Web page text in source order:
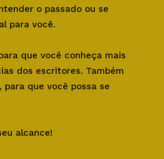
o passado ou se
para você.
que você conheça mais
dos escritores. Também
que você possa se
alcance!